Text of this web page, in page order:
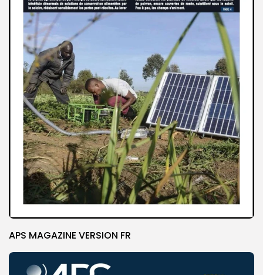
APS MAGAZINE VERSION FR